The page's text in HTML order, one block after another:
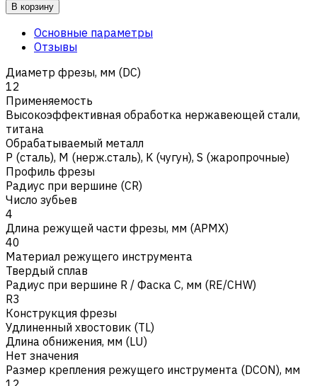
В корзину
Основные параметры
Отзывы
Диаметр фрезы, мм (DC)
12
Применяемость
Высокоэффективная обработка нержавеющей стали,
титана
Обрабатываемый металл
Р (сталь), M (нерж.сталь), K (чугун), S (жаропрочные)
Профиль фрезы
Радиус при вершине (CR)
Число зубьев
4
Длина режущей части фрезы, мм (APMX)
40
Материал режущего инструмента
Твердый сплав
Радиус при вершине R / Фаска C, мм (RE/CHW)
R3
Конструкция фрезы
Удлиненный хвостовик (TL)
Длина обнижения, мм (LU)
Нет значения
Размер крепления режущего инструмента (DCON), мм